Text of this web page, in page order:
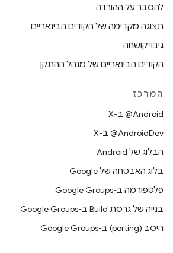
להסבר על ההורדה
תצוגה מקדימה של הקודים הבינאריים
גיבוי קושחה
הקודים הבינאריים של מנהל ההתקן
המרכז
‫‎@Android ב-X
‫‎@AndroidDev ב-X
הבלוג של Android
בלוג האבטחה של Google
פלטפורמה ב-Google Groups
בנייה של גרסת Build ב-Google Groups
היסב (porting) ב-Google Groups